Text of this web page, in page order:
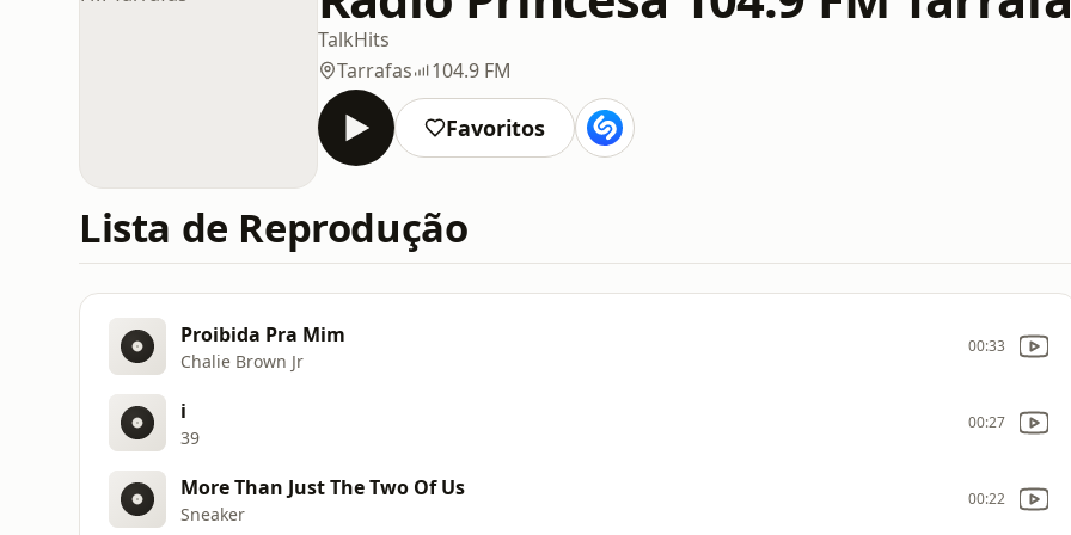
TalkHits
Tarrafas
104.9 FM
Favoritos
Lista de Reprodução
Proibida Pra Mim
Chalie Brown Jr
00:33
i
39
00:27
More Than Just The Two Of Us
Sneaker
00:22